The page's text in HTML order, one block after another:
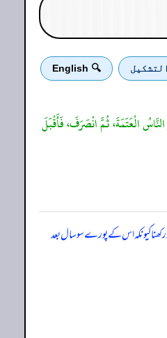
🔍 English
الْعَتَمَةَ، ثُمَّ انْصَرَفَ، فَأَقْبَلَ
رکھنا کیونکہ اس کے پورے سو سال بعد